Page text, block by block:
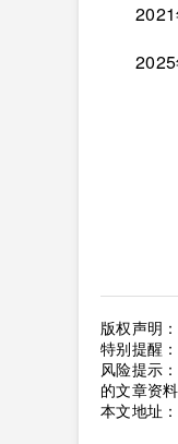
版权声明
特别提醒
风险提示
的文章资
本文地址：